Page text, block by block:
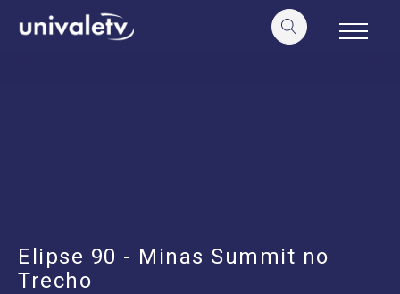
conteúdo
Elipse 90 - Minas Summit no
Trecho